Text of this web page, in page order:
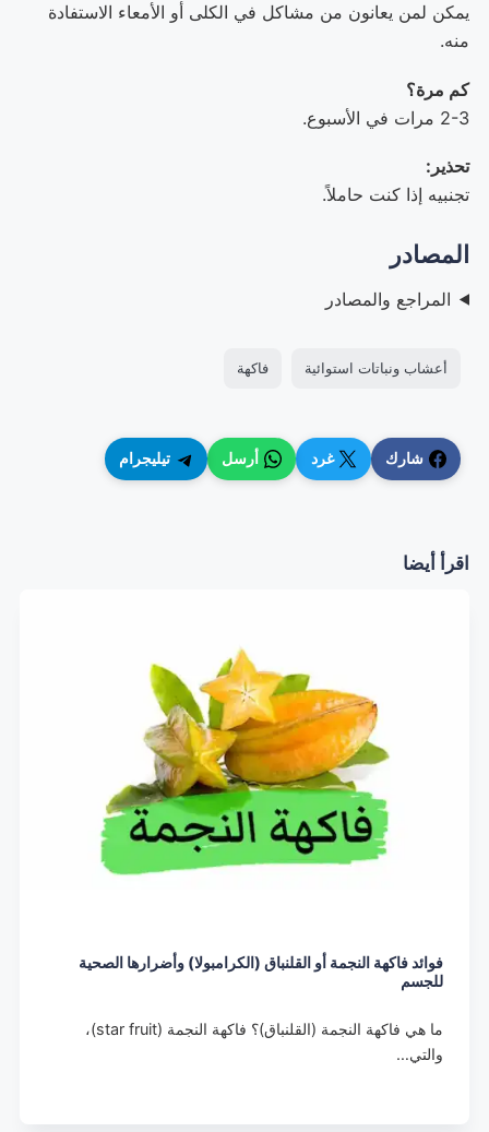
يمكن لمن يعانون من مشاكل في الكلى أو الأمعاء الاستفادة
منه.
كم مرة؟
2-3 مرات في الأسبوع.
تحذير:
تجنبيه إذا كنت حاملاً.
المصادر
المراجع والمصادر
أعشاب ونباتات استوائية فاكهة
شارك غرد أرسل تيليجرام
اقرأ أيضا
فوائد فاكهة النجمة أو القلنباق (الكرامبولا) وأضرارها الصحية
للجسم
ما هي فاكهة النجمة (القلنباق)؟ فاكهة النجمة (star fruit)،
والتي…